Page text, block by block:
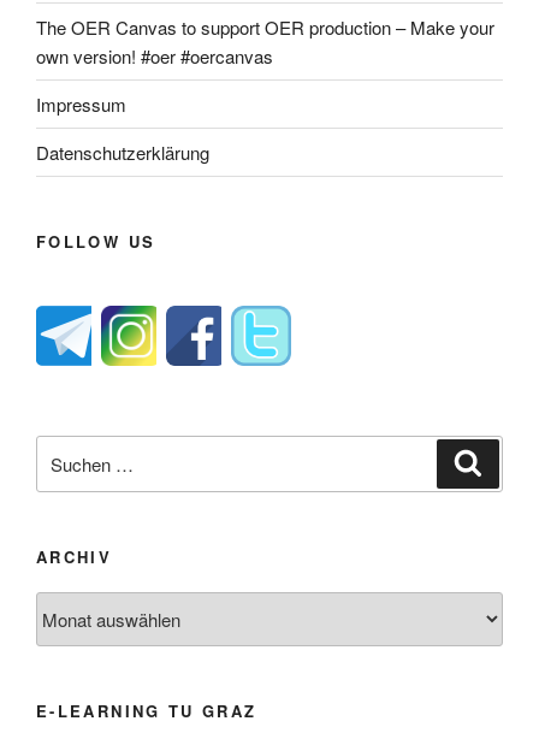
The OER Canvas to support OER production – Make your
own version! #oer #oercanvas
Impressum
Datenschutzerklärung
FOLLOW US
nach:
ARCHIV
E-LEARNING TU GRAZ